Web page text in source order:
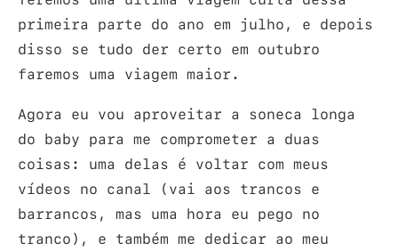
primeira parte do ano em julho, e depois
disso se tudo der certo em outubro
faremos uma viagem maior.
Agora eu vou aproveitar a soneca longa
do baby para me comprometer a duas
coisas: uma delas é voltar com meus
vídeos no canal (vai aos trancos e
barrancos, mas uma hora eu pego no
tranco), e também me dedicar ao meu